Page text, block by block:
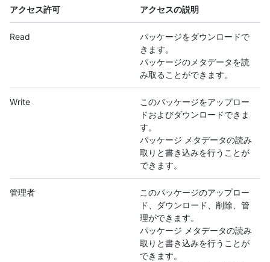
アクセス許可 アクセスの説明
Read
パッケージをダウンロードで
きます。
パッケージのメタデータを読
み取ることができます。
Write
このパッケージをアップロー
ドおよびダウンロードできま
す。
パッケージ メタデータの読み
取りと書き込みを行うことが
できます。
管理者
このパッケージのアップロー
ド、ダウンロード、削除、管
理ができます。
パッケージ メタデータの読み
取りと書き込みを行うことが
できます。